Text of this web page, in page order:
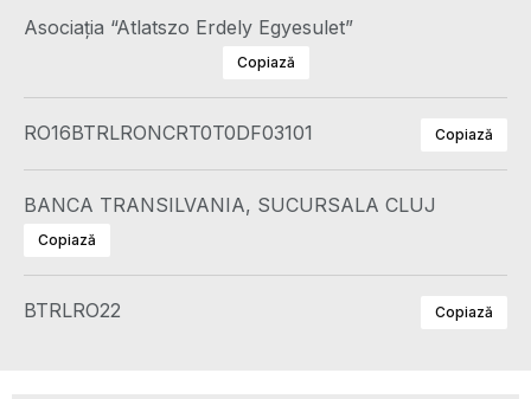
Asociaţia “Atlatszo Erdely Egyesulet”
Copiază
RO16BTRLRONCRT0T0DF03101 Copiază
BANCA TRANSILVANIA, SUCURSALA CLUJ
Copiază
BTRLRO22 Copiază